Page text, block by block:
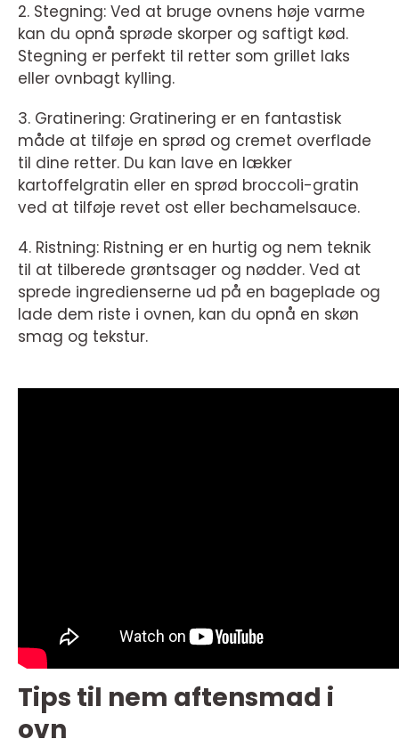
2. Stegning: Ved at bruge ovnens høje varme
kan du opnå sprøde skorper og saftigt kød.
Stegning er perfekt til retter som grillet laks
eller ovnbagt kylling.
3. Gratinering: Gratinering er en fantastisk
måde at tilføje en sprød og cremet overflade
til dine retter. Du kan lave en lækker
kartoffelgratin eller en sprød broccoli-gratin
ved at tilføje revet ost eller bechamelsauce.
4. Ristning: Ristning er en hurtig og nem teknik
til at tilberede grøntsager og nødder. Ved at
sprede ingredienserne ud på en bageplade og
lade dem riste i ovnen, kan du opnå en skøn
smag og tekstur.
Tips til nem aftensmad i
ovn